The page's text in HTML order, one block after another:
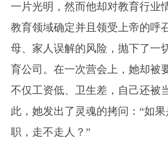
一片光明，然而他却对教育行业
教育领域确定并且领受上帝的呼
母、家人误解的风险，抛下了一
育公司。在一次营会上，她却被
不仅工资低、卫生差，自己还被
此，她发出了灵魂的拷问：“如
职，走不走人？”